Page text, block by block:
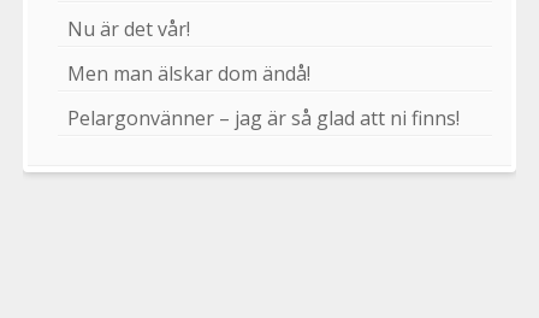
Nu är det vår!
Men man älskar dom ändå!
Pelargonvänner – jag är så glad att ni finns!